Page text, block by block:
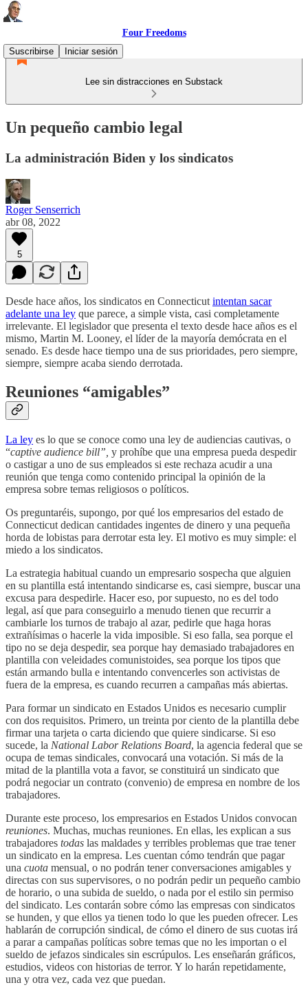
Four Freedoms
Suscribirse
Iniciar sesión
Lee sin distracciones en Substack
Un pequeño cambio legal
La administración Biden y los sindicatos
Roger Senserrich
abr 08, 2022
5
Desde hace años, los sindicatos en Connecticut intentan sacar
adelante una ley que parece, a simple vista, casi completamente
irrelevante. El legislador que presenta el texto desde hace años es el
mismo, Martin M. Looney, el líder de la mayoría demócrata en el
senado. Es desde hace tiempo una de sus prioridades, pero siempre,
siempre, siempre acaba siendo derrotada.
Reuniones “amigables”
La ley es lo que se conoce como una ley de audiencias cautivas, o
“captive audience bill”, y prohíbe que una empresa pueda despedir
o castigar a uno de sus empleados si este rechaza acudir a una
reunión que tenga como contenido principal la opinión de la
empresa sobre temas religiosos o políticos.
Os preguntaréis, supongo, por qué los empresarios del estado de
Connecticut dedican cantidades ingentes de dinero y una pequeña
horda de lobistas para derrotar esta ley. El motivo es muy simple: el
miedo a los sindicatos.
La estrategia habitual cuando un empresario sospecha que alguien
en su plantilla está intentando sindicarse es, casi siempre, buscar una
excusa para despedirle. Hacer eso, por supuesto, no es del todo
legal, así que para conseguirlo a menudo tienen que recurrir a
cambiarle los turnos de trabajo al azar, pedirle que haga horas
extrañísimas o hacerle la vida imposible. Si eso falla, sea porque el
tipo no se deja despedir, sea porque hay demasiado trabajadores en
plantilla con veleidades comunistoides, sea porque los tipos que
están armando bulla e intentando convencerles son activistas de
fuera de la empresa, es cuando recurren a campañas más abiertas.
Para formar un sindicato en Estados Unidos es necesario cumplir
con dos requisitos. Primero, un treinta por ciento de la plantilla debe
firmar una tarjeta o carta diciendo que quiere sindicarse. Si eso
sucede, la National Labor Relations Board, la agencia federal que se
ocupa de temas sindicales, convocará una votación. Si más de la
mitad de la plantilla vota a favor, se constituirá un sindicato que
podrá negociar un contrato (convenio) de empresa en nombre de los
trabajadores.
Durante este proceso, los empresarios en Estados Unidos convocan
reuniones. Muchas, muchas reuniones. En ellas, les explican a sus
trabajadores todas las maldades y terribles problemas que trae tener
un sindicato en la empresa. Les cuentan cómo tendrán que pagar
una cuota mensual, o no podrán tener conversaciones amigables y
directas con sus supervisores, o no podrán pedir un pequeño cambio
de horario, o una subida de sueldo, o nada por el estilo sin permiso
del sindicato. Les contarán sobre cómo las empresas con sindicatos
se hunden, y que ellos ya tienen todo lo que les pueden ofrecer. Les
hablarán de corrupción sindical, de cómo el dinero de sus cuotas irá
a parar a campañas políticas sobre temas que no les importan o el
sueldo de jefazos sindicales sin escrúpulos. Les enseñarán gráficos,
estudios, videos con historias de terror. Y lo harán repetidamente,
una y otra vez, cada vez que puedan.